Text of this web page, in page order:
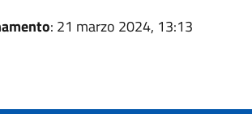
: 21 marzo 2024, 13:13